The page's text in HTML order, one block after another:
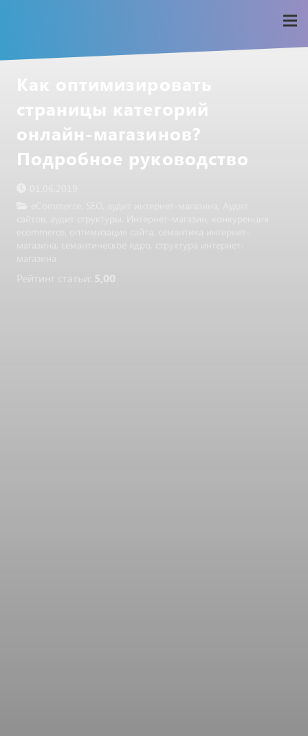
страницы категорий
онлайн-магазинов?
Подробное руководство
магазина
Рейтинг статьи: 5,00